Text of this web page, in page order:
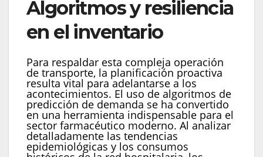
Algoritmos y resiliencia
en el inventario
Para respaldar esta compleja operación
de transporte, la planificación proactiva
resulta vital para adelantarse a los
acontecimientos. El uso de algoritmos de
predicción de demanda se ha convertido
en una herramienta indispensable para el
sector farmacéutico moderno. Al analizar
detalladamente las tendencias
epidemiológicas y los consumos